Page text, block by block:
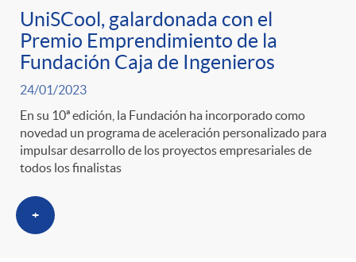
UniSCool, galardonada con el
Premio Emprendimiento de la
Fundación Caja de Ingenieros
24/01/2023
En su 10ª edición, la Fundación ha incorporado como
novedad un programa de aceleración personalizado para
impulsar desarrollo de los proyectos empresariales de
todos los finalistas
+